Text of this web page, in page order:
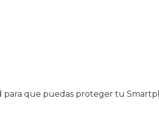
que puedas proteger tu